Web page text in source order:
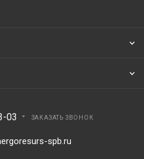
03 ЗАКАЗАТЬ ЗВОНОК
spb.ru